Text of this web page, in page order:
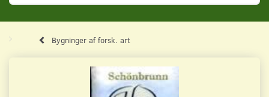
Bygninger af forsk. art